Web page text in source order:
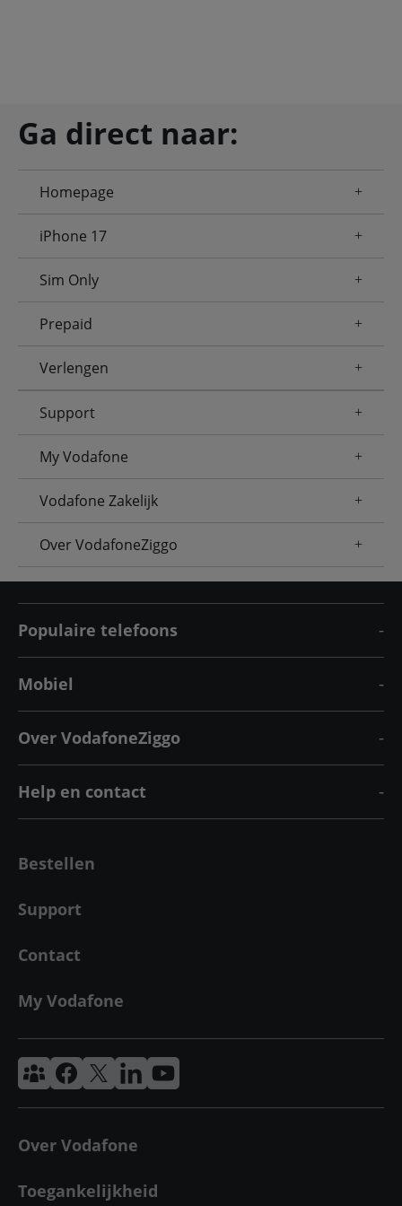
Ga direct naar:
Homepage
iPhone 17
Sim Only
Prepaid
Verlengen
Support
My Vodafone
Vodafone Zakelijk
Over VodafoneZiggo
Populaire telefoons
Mobiel
Over VodafoneZiggo
Help en contact
Bestellen
Support
Contact
My Vodafone
Vodafone & Ziggo Community
Vodafone Facebook
Vodafone XVodafoneZiggo LinkedIn
Vodafone YouTube
Over Vodafone
Toegankelijkheid